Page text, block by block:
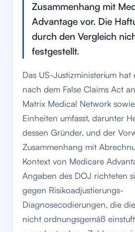
Zusammenhang mit
Advantage vor. Die
durch den Vergleich
festgestellt.
Das US-Justizministerium
nach dem False Claims Act
Matrix Medical Network
Einheiten umfasst, darunter
dessen Gründer, und der
Zusammenhang mit
Kontext von Medicare
Angaben des DOJ richteten
gegen Risikoadjustierungs-
Diagnosecodierungen, die
nicht ordnungsgemäß